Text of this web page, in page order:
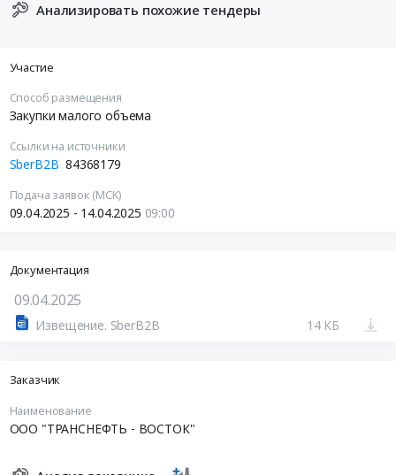
Анализировать похожие тендеры
Участие
Способ размещения
Закупки малого объема
Ссылки на источники
SberB2B 84368179
Подача заявок (МСК)
09.04.2025 - 14.04.2025 09:00
Документация
09.04.2025
Извещение. SberB2B 14 КБ
Заказчик
Наименование
ООО "ТРАНСНЕФТЬ - ВОСТОК"